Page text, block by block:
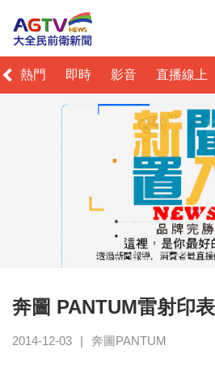
熱門 即時 影音 直播線上
奔圖 PANTUM雷射印
2014-12-03 | 奔圖PANTUM